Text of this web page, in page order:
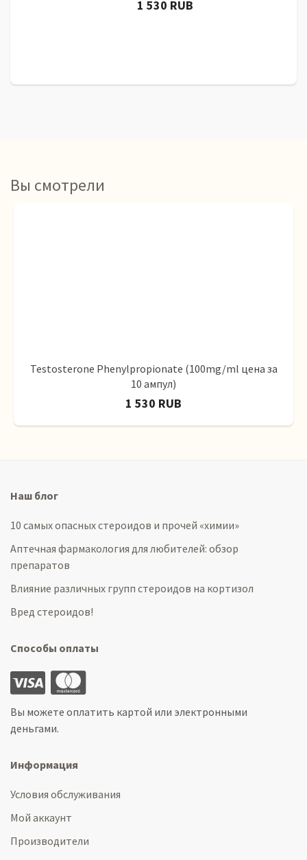
1 530 RUB
Вы смотрели
Testosterone Phenylpropionate (100mg/ml цена за
10 ампул)
1 530 RUB
Наш блог
10 самых опасных стероидов и прочей «химии»
Аптечная фармакология для любителей: обзор
препаратов
Влияние различных групп стероидов на кортизол
Вред стероидов!
Способы оплаты
Вы можете оплатить картой или электронными
деньгами.
Информация
Условия обслуживания
Мой аккаунт
Производители